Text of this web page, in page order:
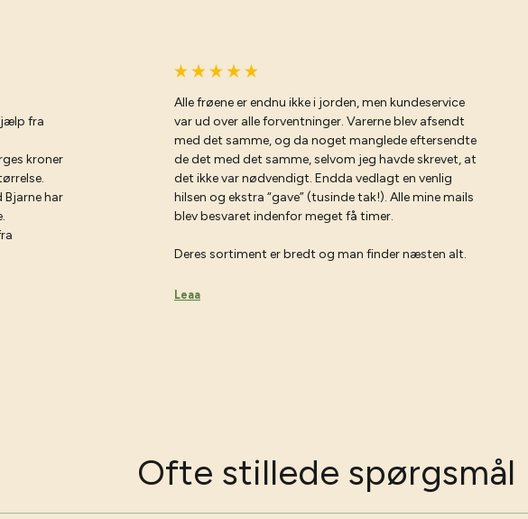
fra
kroner
Bjarne har
Alle frøene er endnu ikke i jorden, men kundeservice
var ud over alle forventninger. Varerne blev afsendt
med det samme, og da noget manglede eftersendte
de det med det samme, selvom jeg havde skrevet, at
det ikke var nødvendigt. Endda vedlagt en venlig
hilsen og ekstra “gave” (tusinde tak!). Alle mine mails
blev besvaret indenfor meget få timer.
Deres sortiment er bredt og man finder næsten alt.
Leaa
Ofte stillede spørgsmål